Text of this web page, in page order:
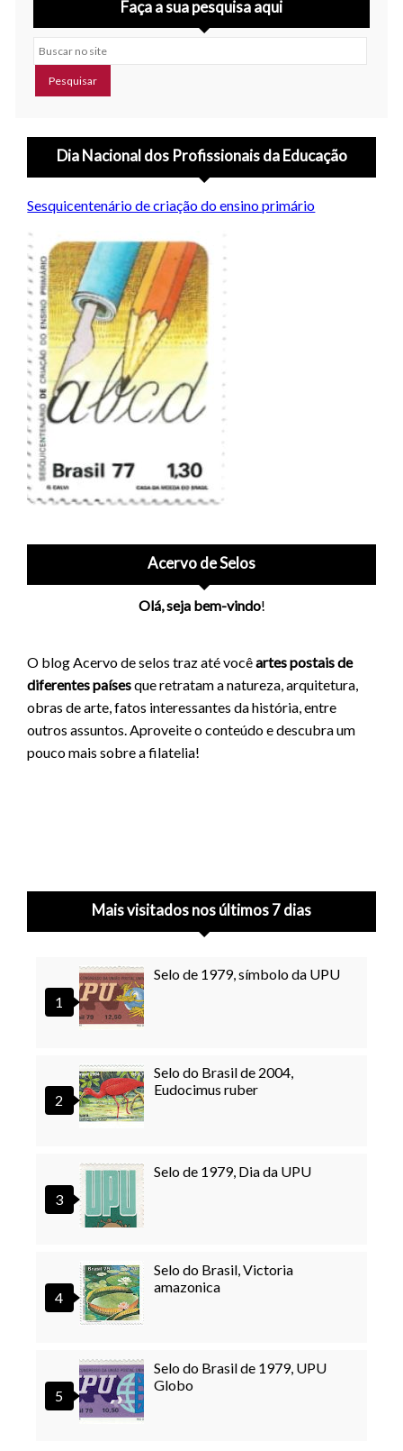
Faça a sua pesquisa aqui
Buscar no site
Dia Nacional dos Profissionais da Educação
Sesquicentenário de criação do ensino primário
Acervo de Selos
Olá, seja bem-vindo!
O blog Acervo de selos traz até vocêartes postais de
diferentes paísesque retratam a natureza, arquitetura,
obras de arte, fatos interessantes da história, entre
outros assuntos. Aproveite o conteúdo e descubra um
pouco mais sobre a filatelia!
Mais visitados nos últimos 7 dias
Selo de 1979, símbolo da UPU
Selo do Brasil de 2004,
Eudocimus ruber
Selo de 1979, Dia da UPU
Selo do Brasil, Victoria
amazonica
Selo do Brasil de 1979, UPU
Globo